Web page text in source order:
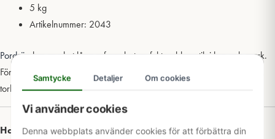
Samtycke Detaljer Om cookies
Vi använder cookies
Denna webbplats använder cookies för att förbättra din
5 kg
Artikelnummer: 2043
Pordrän
har mycket lång erfarenhet av fuktproblematik i hus och mark.
Företaget erbjuder ett komplett system som värmeisolerar, fuktskyddar,
torkar ut och dränerar på ett ekonomiskt, enkelt och funktionellt sätt.
Har du frågor om denna produkt?